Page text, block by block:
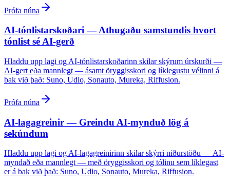
Prófa núna
AI-tónlistarskoðari — Athugaðu samstundis hvort
tónlist sé AI-gerð
Hladdu upp lagi og AI-tónlistarskoðarinn skilar skýrum úrskurði —
AI-gert eða mannlegt — ásamt öryggisskori og líklegustu vélinni á
bak við það: Suno, Udio, Sonauto, Mureka, Riffusion.
Prófa núna
AI-lagagreinir — Greindu AI-mynduð lög á
sekúndum
Hladdu upp lagi og AI-lagagreinirinn skilar skýrri niðurstöðu — AI-
myndað eða mannlegt — með öryggisskori og tólinu sem líklegast
er á bak við það: Suno, Udio, Sonauto, Mureka, Riffusion.